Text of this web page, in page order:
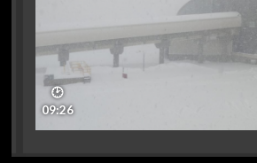
🕑
09:26